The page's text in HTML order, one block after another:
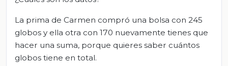
La prima de Carmen compró una bolsa con 245
globos y ella otra con 170 nuevamente tienes que
hacer una suma, porque quieres saber cuántos
globos tiene en total.